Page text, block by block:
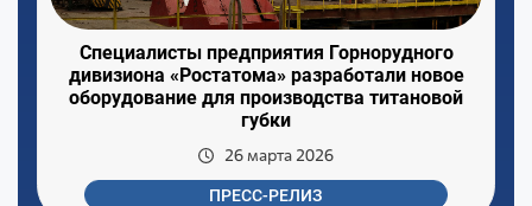
Специалисты предприятия Горнорудного
дивизиона «Ростатома» разработали новое
оборудование для производства титановой
губки
26 марта 2026
ПРЕСС-РЕЛИЗ